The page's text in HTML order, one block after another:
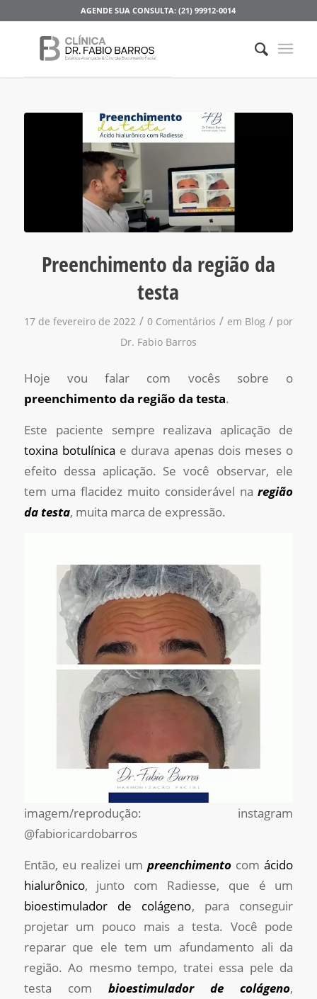
AGENDE SUA CONSULTA: (21) 99912-0014
Preenchimento da região da
testa
17 de fevereiro de 2022 / 0 Comentários / em Blog / por
Dr. Fabio Barros
Hoje vou falar com vocês sobre o
preenchimento da região da testa.
Este paciente sempre realizava aplicação de
toxina botulínica e durava apenas dois meses o
efeito dessa aplicação. Se você observar, ele
tem uma flacidez muito considerável naregião
da testa, muita marca de expressão.
imagem/reprodução: instagram
@fabioricardobarros
Então, eu realizei umpreenchimento comácido
hialurônico, junto com Radiesse, que é um
bioestimulador de colágeno, para conseguir
projetar um pouco mais a testa. Você pode
reparar que ele tem um afundamento ali da
região. Ao mesmo tempo, tratei essa pele da
testa com bioestimulador de colágeno,